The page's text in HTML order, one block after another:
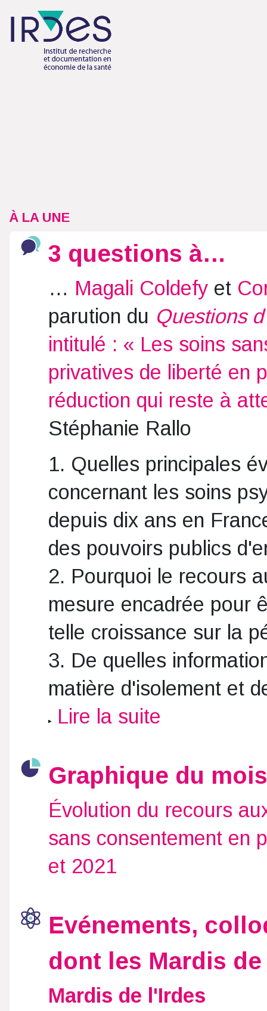
À LA UNE
3 questions à…
… Magali Coldefy et
parution du Questions
intitulé : « Les soins
privatives de liberté en
réduction qui reste à
Stéphanie Rallo
1. Quelles principales
concernant les soins
depuis dix ans en
des pouvoirs publics
2. Pourquoi le recours
mesure encadrée pour
telle croissance sur la
3. De quelles
matière d'isolement et
Lire la suite
Graphique du mois
Évolution du recours
sans consentement en
et 2021
Evénements,
dont les Mardis
Mardis de l'Irdes